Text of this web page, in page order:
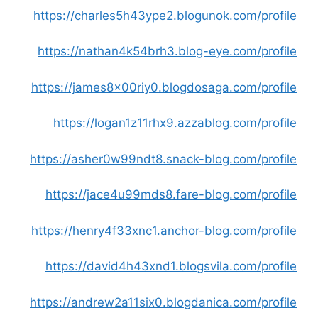
https://charles5h43ype2.blogunok.com/profile
https://nathan4k54brh3.blog-eye.com/profile
https://james8x00riy0.blogdosaga.com/profile
https://logan1z11rhx9.azzablog.com/profile
https://asher0w99ndt8.snack-blog.com/profile
https://jace4u99mds8.fare-blog.com/profile
https://henry4f33xnc1.anchor-blog.com/profile
https://david4h43xnd1.blogsvila.com/profile
https://andrew2a11six0.blogdanica.com/profile